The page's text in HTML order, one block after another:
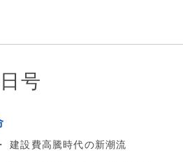
号
建設費高騰時代の新潮流